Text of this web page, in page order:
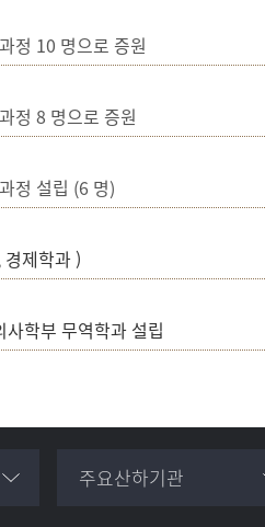
정 10 명으로 증원
정 8 명으로 증원
정 설립 (6 명)
제학과 )
학부 무역학과 설립
주요산하기관